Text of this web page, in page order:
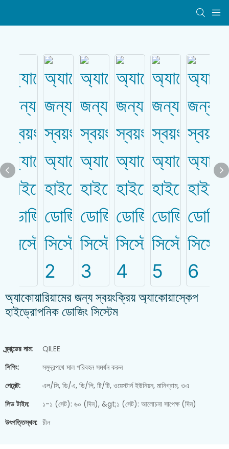
অ্যাকোয়ারিয়ামের জন্য স্বয়ংক্রিয় অ্যাকোয়াস্কেপ
হাইড্রোপনিক ডোজিং সিস্টেম
ব্র্যান্ডের নাম:
QILEE
শিপিং:
সমুদ্রপথে মাল পরিবহন সমর্থন করুন
পেমেন্ট:
এল/সি, ডি/এ, ডি/পি, টি/টি, ওয়েস্টার্ন ইউনিয়ন, মানিগ্রাম, ওএ
লিড টাইম:
১-১ (সেট): ৬০ (দিন), &gt;১ (সেট): আলোচনা সাপেক্ষ (দিন)
উৎপত্তিস্থল: চীন
স্লাজ ডিওয়াটারিং মেশিন